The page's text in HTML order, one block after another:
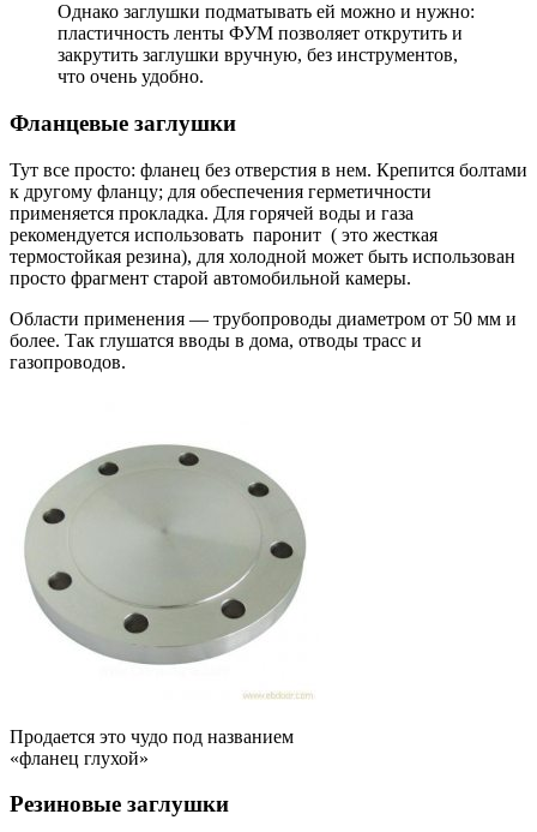
Однако заглушки подматывать ей можно и нужно:
пластичность ленты ФУМ позволяет открутить и
закрутить заглушки вручную, без инструментов,
что очень удобно.
Фланцевые заглушки
Тут все просто: фланец без отверстия в нем. Крепится болтами
к другому фланцу; для обеспечения герметичности
применяется прокладка. Для горячей воды и газа
рекомендуется использовать паронит ( это жесткая
термостойкая резина), для холодной может быть использован
просто фрагмент старой автомобильной камеры.
Области применения — трубопроводы диаметром от 50 мм и
более. Так глушатся вводы в дома, отводы трасс и
газопроводов.
Продается это чудо под названием
«фланец глухой»
Резиновые заглушки